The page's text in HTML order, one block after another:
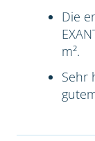
Die
m².
Sehr